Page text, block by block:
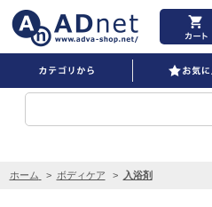
ホーム > ボディケア > 入浴剤